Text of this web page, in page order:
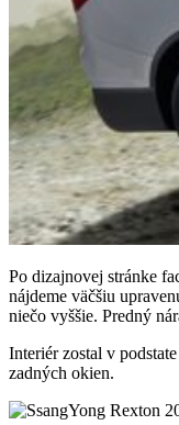
Po dizajnovej stránke
nájdeme väčšiu
niečo vyššie. Predný
Interiér zostal v
zadných okien.